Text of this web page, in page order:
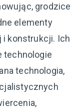
grodzice
elementy
i konstrukcji. Ich
technologie
technologia,